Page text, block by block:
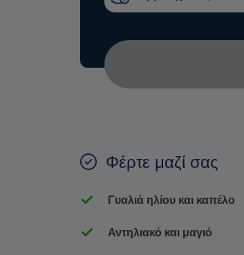
Φέρτε μαζί σας
Γυαλιά ηλίου και καπέλο
Αντηλιακό και μαγιό